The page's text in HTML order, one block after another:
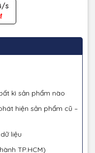
s
kì sản phẩm nào
hiện sản phẩm cũ –
liệu
TP.HCM)